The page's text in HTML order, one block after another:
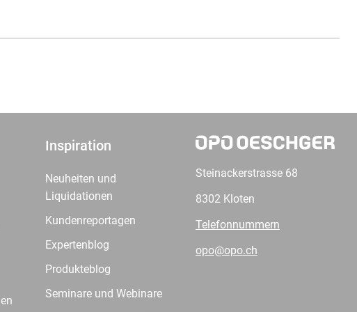
Inspiration
Neuheiten und
Liquidationen
Kundenreportagen
Expertenblog
Produkteblog
Seminare und Webinare
Steinackerstrasse 68
8302 Kloten
Telefonnummern
opo@opo.ch